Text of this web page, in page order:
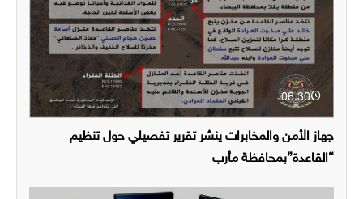
06:30
جهاز الأمن والمخابرات ينشر تقرير تفصيلي حول تنظيم
“القاعدة”بمحافظة مأرب